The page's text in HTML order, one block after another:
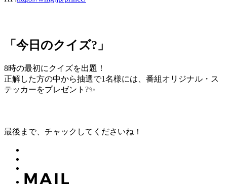
「今日のクイズ?」
8時の最初にクイズを出題！
正解した方の中から抽選で1名様には、番組オリジナル・ス
テッカーをプレゼント?✨
最後まで、チャックしてくださいね！